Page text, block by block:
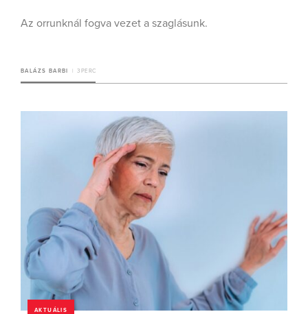
Az orrunknál fogva vezet a szaglásunk.
BALÁZS BARBI 3 PERC
AKTUÁLIS